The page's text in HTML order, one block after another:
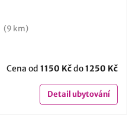
(9 km)
Cena od 1150 Kčdo1250 Kč
Detailubytování